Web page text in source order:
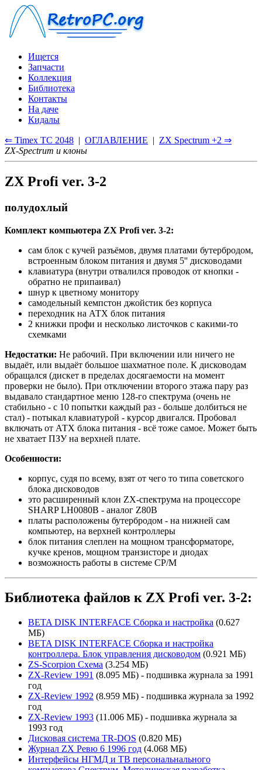
Ищется
Запчасти
Коллекция
Библиотека
Контакты
На даче
Кидалы
⇐ Timex TC 2048 | ОГЛАВЛЕНИЕ | ZX Spectrum +2 ⇒
ZX-Spectrum и клоны
ZX Profi ver. 3-2
полудохлый
Комплект компьютера ZX Profi ver. 3-2:
сам блок с кучей разъёмов, двумя платами бутербродом,
встроенным блоком питания и двумя 5'' дисководами
клавиатура (внутри отвалился проводок от кнопки -
обратно не припаивал)
шнур к цветному монитору
самодельный кемпстон джойстик без корпуса
переходник на АТХ блок питания
2 книжки профи и несколько листочков с какими-то
схемками
Недостатки: Не рабочий. При включении или ничего не
выдаёт, или выдаёт большое шахматное поле. К дисководам
обращался (дискет в пределах досягаемости на момент
проверки не было). При отключении второго этажа пару раз
выдавало стандартное меню 128-го спектрума (очень не
стабильно - с 10 попытки каждый раз - больше долбиться не
стал) - потыкал клавиатурой - курсор двигался. Пробовал
включать от АТХ блока питания - всё тоже самое. Может быть
не хватает ПЗУ на верхней плате.
Особенности:
корпус, судя по всему, взят от чего то типа советского
блока дисководов
это расширенный клон ZX-спектрума на процессоре
SHARP LH0080B - аналог Z80B
платы расположены бутербродом - на нижней сам
компьютер, на верхней контроллеры
блок питания слеплен на мощном трансформаторе,
кучке кренов, мощном транзисторе и диодах
возможность работы в системе CP/M
Библиотека файлов к ZX Profi ver. 3-2:
BETA DISK INTERFACE Сборка и настройка (0.627
МБ)
BETA DISK INTERFACE Сборка и настройка
контроллера. Блок управления дисководом (0.921 МБ)
ZS-Scorpion Схема (3.254 МБ)
ZX-Review 1991 (8.095 МБ) - подшивка журнала за 1991
год
ZX-Review 1992 (8.959 МБ) - подшивка журнала за 1992
год
ZX-Review 1993 (11.006 МБ) - подшивка журнала за
1993 год
Дисковая система TR-DOS (0.820 МБ)
Журнал ZX Ревю 6 1996 год (4.068 МБ)
Интерфейсы НГМД и ТВ персональнального